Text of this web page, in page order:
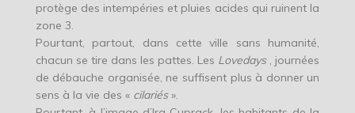
protège des intempéries et pluies acides qui ruinent la
zone 3.
Pourtant, partout, dans cette ville sans humanité,
chacun se tire dans les pattes. Les Lovedays, journées
de débauche organisée, ne suffisent plus à donner un
sens à la vie des « cilariés».